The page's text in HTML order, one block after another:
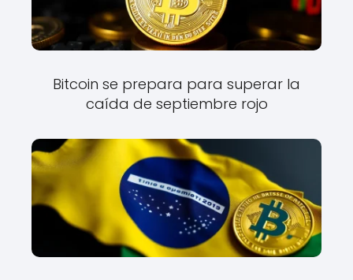
Bitcoin se prepara para superar la
caída de septiembre rojo